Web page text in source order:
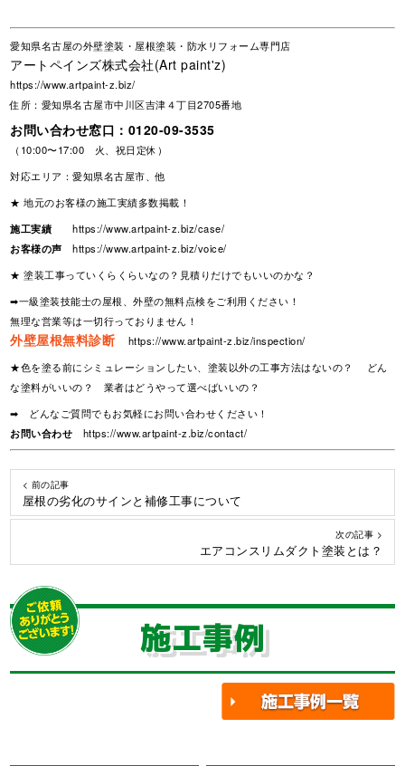
愛知県名古屋の外壁塗装・屋根塗装・防水リフォーム専門店
アートペインズ株式会社(Art paint'z)
https://www.artpaint-z.biz/
住所：愛知県名古屋市中川区吉津４丁目2705番地
お問い合わせ窓口： 0120-09-3535
（10:00〜17:00 火、祝日定休）
対応エリア：愛知県名古屋市、他
★ 地元のお客様の施工実績多数掲載！
施工実績
https://www.artpaint-z.biz/case/
お客様の声
https://www.artpaint-z.biz/voice/
★ 塗装工事っていくらくらいなの？見積りだけでもいいのかな？
➡一級塗装技能士の屋根、外壁の無料点検をご利用ください！
無理な営業等は一切行っておりません！
外壁屋根無料診断
https://www.artpaint-z.biz/inspection/
★色を塗る前にシミュレーションしたい、塗装以外の工事方法はないの？ どん
な塗料がいいの？ 業者はどうやって選べばいいの？
➡ どんなご質問でもお気軽にお問い合わせください！
お問い合わせ
https://www.artpaint-z.biz/contact/
< 前の記事
屋根の劣化のサインと補修工事について
次の記事 >
エアコンスリムダクト塗装とは？
施工事例